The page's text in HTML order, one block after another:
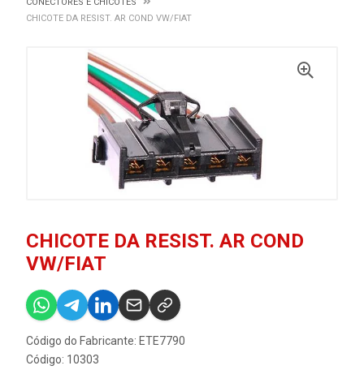
CHICOTE DA RESIST. AR COND VW/FIAT
CHICOTE DA RESIST. AR COND
VW/FIAT
Código do Fabricante: ETE7790
Código: 10303